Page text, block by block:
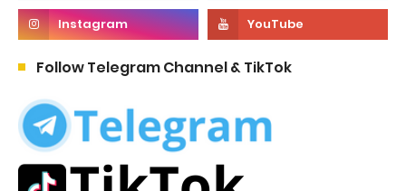
Follow Telegram Channel & TikTok